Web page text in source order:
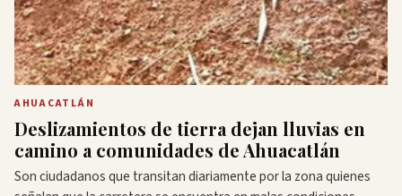
AHUACATLÁN
Deslizamientos de tierra dejan lluvias en
camino a comunidades de Ahuacatlán
Son ciudadanos que transitan diariamente por la zona quienes